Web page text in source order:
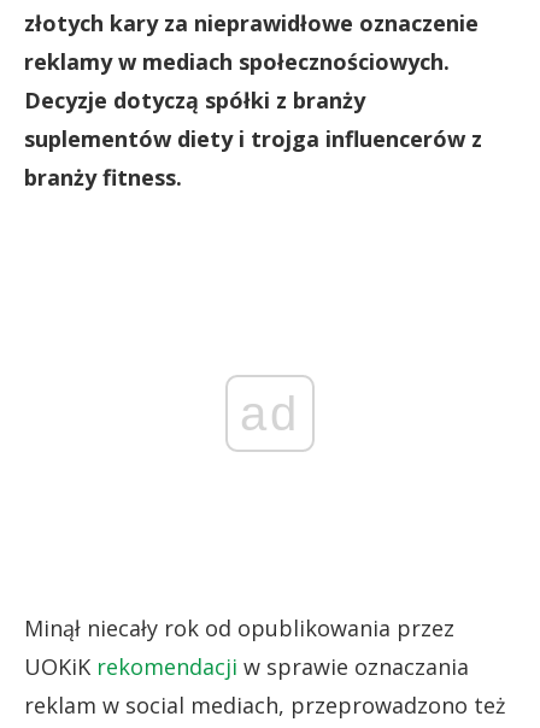
złotych kary za nieprawidłowe oznaczenie
reklamy w mediach społecznościowych.
Decyzje dotyczą spółki z branży
suplementów diety i trojga influencerów z
branży fitness.
ad
Minął niecały rok od opublikowania przez
UOKiK rekomendacji w sprawie oznaczania
reklam w social mediach, przeprowadzono też